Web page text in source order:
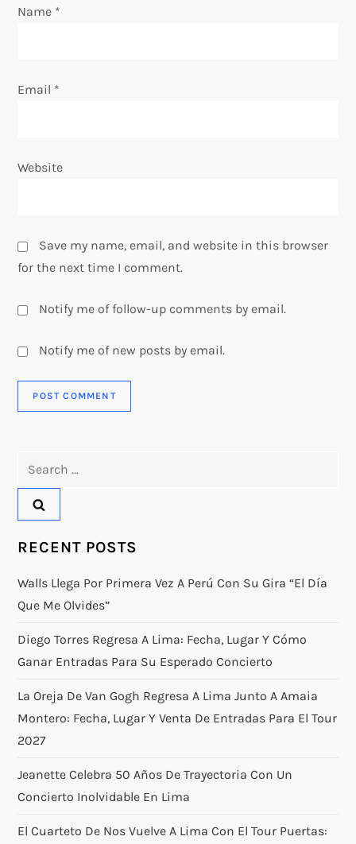
Name *
Email *
Website
Save my name, email, and website in this browser
for the next time I comment.
Notify me of follow-up comments by email.
Notify me of new posts by email.
RECENT POSTS
Walls Llega Por Primera Vez A Perú Con Su Gira “El Día
Que Me Olvides”
Diego Torres Regresa A Lima: Fecha, Lugar Y Cómo
Ganar Entradas Para Su Esperado Concierto
La Oreja De Van Gogh Regresa A Lima Junto A Amaia
Montero: Fecha, Lugar Y Venta De Entradas Para El Tour
2027
Jeanette Celebra 50 Años De Trayectoria Con Un
Concierto Inolvidable En Lima
El Cuarteto De Nos Vuelve A Lima Con El Tour Puertas: